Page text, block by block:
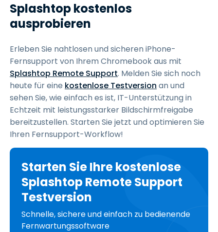
Splashtop kostenlos
ausprobieren
Erleben Sie nahtlosen und sicheren iPhone-
Fernsupport von Ihrem Chromebook aus mit
Splashtop Remote Support. Melden Sie sich noch
heute für eine kostenlose Testversion an und
sehen Sie, wie einfach es ist, IT-Unterstützung in
Echtzeit mit leistungsstarker Bildschirmfreigabe
bereitzustellen. Starten Sie jetzt und optimieren Sie
Ihren Fernsupport-Workflow!
Starten Sie Ihre kostenlose
Splashtop Remote Support
Testversion
Schnelle, sichere und einfach zu bedienende
Fernwartungssoftware